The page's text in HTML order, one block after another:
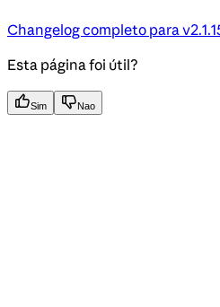
Changelog completo para
Esta página foi útil?
Sim Nao